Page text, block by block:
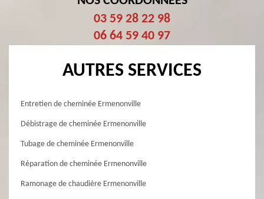
03 59 28 22 98
06 64 59 40 97
AUTRES SERVICES
Entretien de cheminée Ermenonville
Débistrage de cheminée Ermenonville
Tubage de cheminée Ermenonville
Réparation de cheminée Ermenonville
Ramonage de chaudière Ermenonville